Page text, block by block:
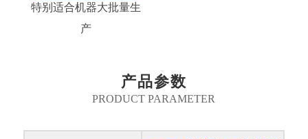
特别适合机器大批量生
产
产品参数
PRODUCT PARAMETER